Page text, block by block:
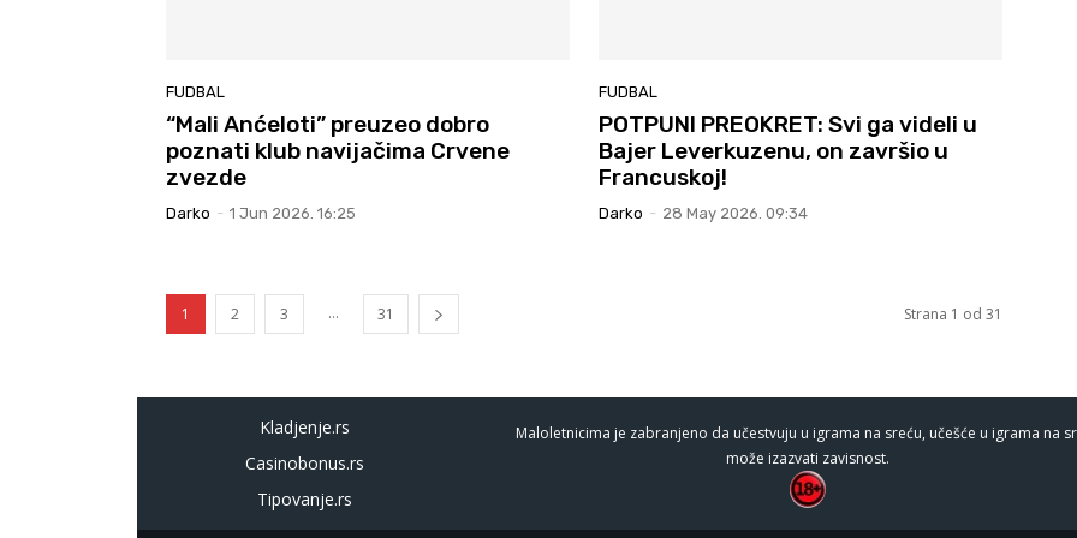
FUDBAL
“Mali Anćeloti” preuzeo dobro
poznati klub navijačima Crvene
zvezde
Darko - 1 Jun 2026. 16:25
FUDBAL
POTPUNI PREOKRET: Svi ga videli u
Bajer Leverkuzenu, on završio u
Francuskoj!
Darko - 28 May 2026. 09:34
1 2 3 ... 31 Strana 1 od 31
Kladjenje.rs
Casinobonus.rs
Tipovanje.rs
Maloletnicima je zabranjeno da učestvuju u igrama na sreću, učešće u igrama na
može izazvati zavisnost.